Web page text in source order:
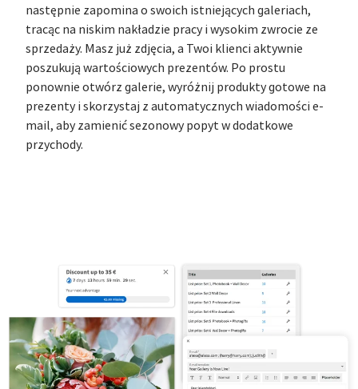
następnie zapomina o swoich istniejących galeriach,
tracąc na niskim nakładzie pracy i wysokim zwrocie ze
sprzedaży. Masz już zdjęcia, a Twoi klienci aktywnie
poszukują wartościowych prezentów. Po prostu
ponownie otwórz galerie, wyróżnij produkty gotowe na
prezenty i skorzystaj z automatycznych wiadomości e-
mail, aby zamienić sezonowy popyt w dodatkowe
przychody.